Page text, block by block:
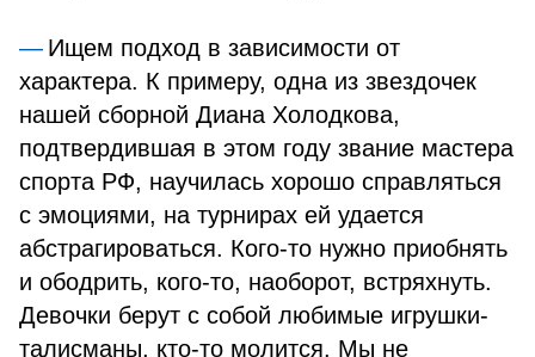
Ищем подход в зависимости от
характера. К примеру, одна из звездочек
нашей сборной Диана Холодкова,
подтвердившая в этом году звание мастера
спорта РФ, научилась хорошо справляться
с эмоциями, на турнирах ей удается
абстрагироваться. Кого-то нужно приобнять
и ободрить, кого-то, наоборот, встряхнуть.
Девочки берут с собой любимые игрушки-
талисманы, кто-то молится. Мы не